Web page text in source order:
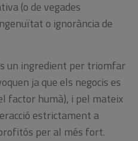
(o de vegades
o ignorànciade
un ingredient pertriomfar
jaque els negocis es
factor humà), i pel mateix
estrictament a
per al més fort.